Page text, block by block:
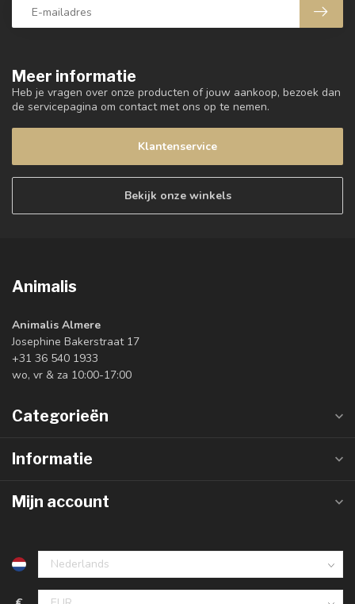
Meer informatie
Heb je vragen over onze producten of jouw aankoop, bezoek dan
de servicepagina om contact met ons op te nemen.
Klantenservice
Bekijk onze winkels
Animalis
Animalis Almere
Josephine Bakerstraat 17
+31 36 540 1933
wo, vr & za 10:00-17:00
Categorieën
Informatie
Mijn account